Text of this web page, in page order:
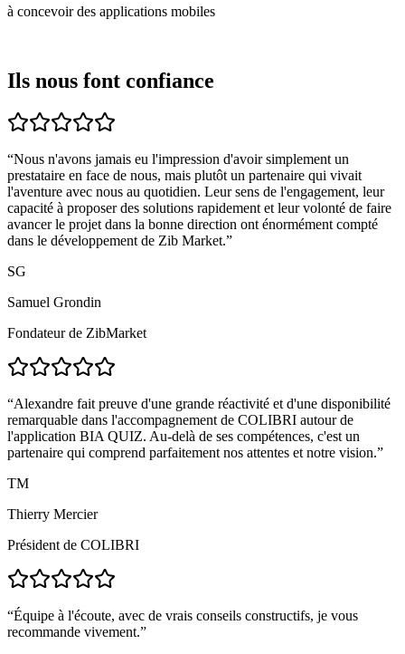
à concevoir des applications mobiles
Ils nous font confiance
“Nous n'avons jamais eu l'impression d'avoir simplement un
prestataire en face de nous, mais plutôt un partenaire qui vivait
l'aventure avec nous au quotidien. Leur sens de l'engagement, leur
capacité à proposer des solutions rapidement et leur volonté de faire
avancer le projet dans la bonne direction ont énormément compté
dans le développement de Zib Market.”
SG
Samuel Grondin
Fondateur de ZibMarket
“Alexandre fait preuve d'une grande réactivité et d'une disponibilité
remarquable dans l'accompagnement de COLIBRI autour de
l'application BIA QUIZ. Au-delà de ses compétences, c'est un
partenaire qui comprend parfaitement nos attentes et notre vision.”
TM
Thierry Mercier
Président de COLIBRI
“Équipe à l'écoute, avec de vrais conseils constructifs, je vous
recommande vivement.”